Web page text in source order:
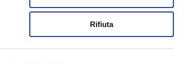
Rifiuta